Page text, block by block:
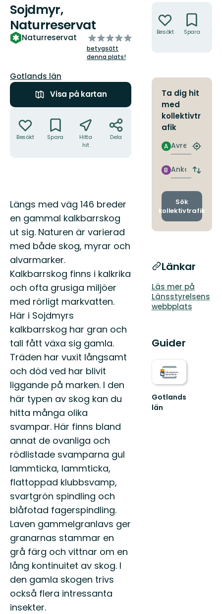
Sojdmyr,
Naturreservat
Naturreservat
av
5
stjärnor
betygsätt
denna plats!
Län:
Gotlands län
Visa på kartan
Besökt Spara
Hitta
hit
Dela
Beskrivning
Längs med väg 146 breder
en gammal kalkbarrskog
ut sig. Naturen är varierad
med både skog, myrar och
alvarmarker.
Kalkbarrskog finns i kalkrika
och ofta grusiga miljöer
med rörligt markvatten.
Här i Sojdmyrs
kalkbarrskog har gran och
tall fått växa sig gamla.
Träden har vuxit långsamt
och död ved har blivit
liggande på marken. I den
här typen av skog kan du
hitta många olika
svampar. Här finns bland
annat de ovanliga och
rödlistade svamparna gul
lammticka, lammticka,
flattoppad klubbsvamp,
svartgrön spindling och
blåfotad fagerspindling.
Laven gammelgranlavs ger
granarnas stammar en
grå färg och vittnar om en
lång kontinuitet av skog. I
den gamla skogen trivs
också flera intressanta
insekter.
Besökt Spara
Ta dig hit
med
kollektivtr
afik
Avresa
A
Hitta
Ankomst
B
Byt
och
Sök
kollektivtrafik
Länkar
Läs mer på
Länsstyrelsens
webbplats
Guider
Gotlands
län